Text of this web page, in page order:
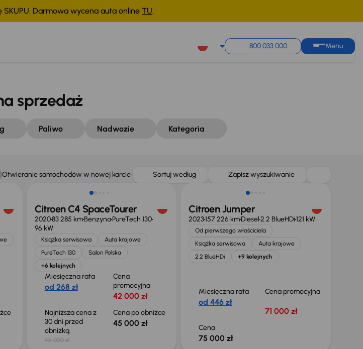
Darmowa wycena auta online TU.
800 033 000 Menu
sprzedaż
Paliwo Nadwozie Kategoria
Otwieranie samochodów w nowej karcie Sortuj według Zapisz wyszukiwanie
Taniej o 1 000 zł
Citroen C4 SpaceTourer
202083 285 kmBenzynaPureTech 130
96 kW
Książka serwisowa
Auta krajowe
PureTech 130
Salon Polska
+6 kolejnych
Miesięczna rata
od 268 zł
Cena
promocyjna
42 000 zł
Najniższa cena z
30 dni przed
obniżką
46 000 zł
Cena po obniżce
45 000 zł
Możliwość odliczenia VAT
Citroen Jumper
2023157 226 kmDiesel2.2 BlueHDi121 kW
Od pierwszego właściciela
Książka serwisowa
Auta krajowe
2.2 BlueHDi
+9 kolejnych
Miesięczna rata
od 446 zł
Cena promocyjna
71 000 zł
Cena
75 000 zł
Możliwość odliczenia VAT Taniej o 1 000 zł